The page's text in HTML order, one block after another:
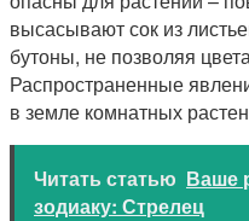
высасывают сок из
бутоны, не позволяя
Распространенные
в земле комнатных
Читать статью Ваше
зодиаку: Стрелец